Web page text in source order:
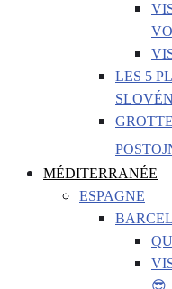
LES 5
MÉDITERRANÉE
ESPAGNE
😎